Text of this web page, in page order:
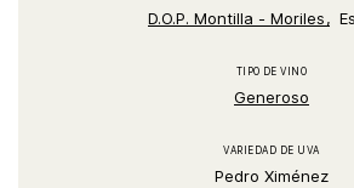
D.O.P. Montilla - Moriles
TIPO DE VINO
Generoso
VARIEDAD DE UVA
Pedro Ximénez